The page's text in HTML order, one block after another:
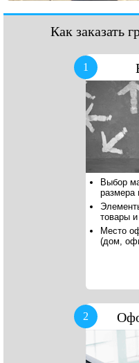
Как заказать
1
Выбор
размера
товары
Место
(дом,
2